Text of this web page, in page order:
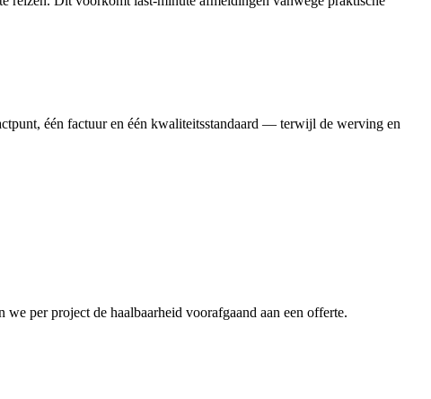
één factuur en één kwaliteitsstandaard — terwijl de werving en
per project de haalbaarheid voorafgaand aan een offerte.